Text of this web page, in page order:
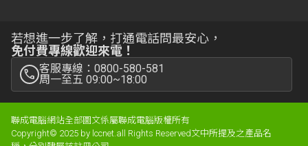
若想進一步了解，打通電話問最安心，
免付費專線歡迎來電！
客服專線：0800-580-581
周一至五 09:00~18:00
聯成電腦網站全部圖文係屬聯成電腦版權所有
Copyright© 2025 by lccnet.all Rights Reserved文中所提及之產品名